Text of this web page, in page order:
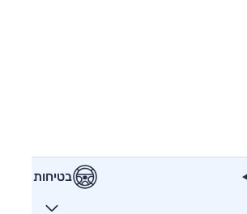
בטיחות